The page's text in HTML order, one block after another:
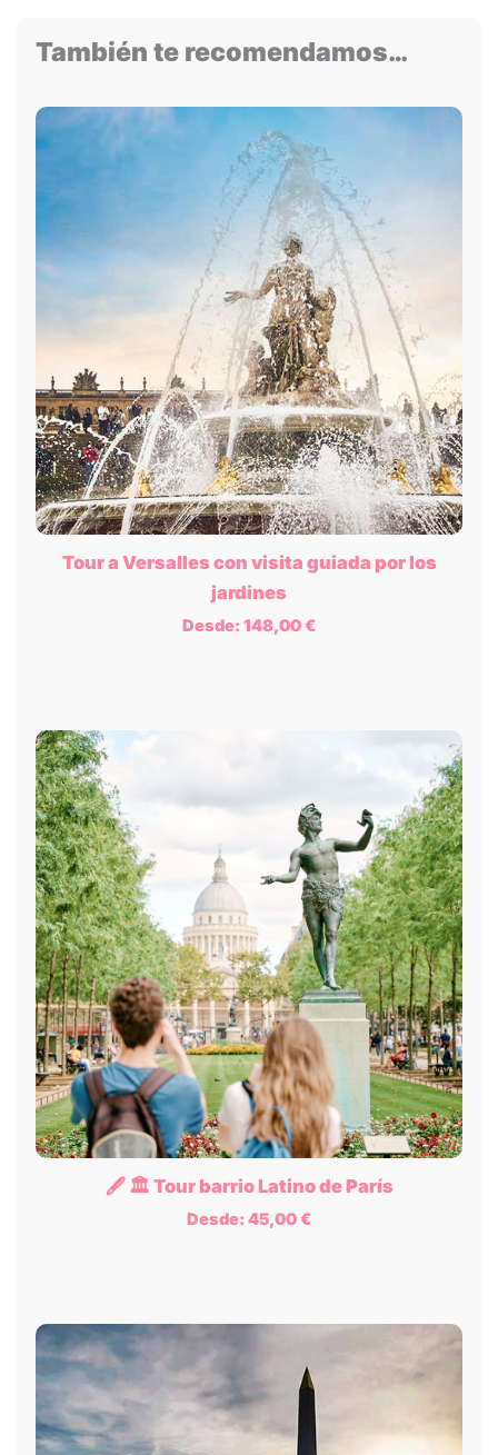
También te recomendamos…
Tour a Versalles con visita guiada por los
jardines
Desde: 148,00€
🖋️ 🏛️ Tour barrio Latino de París
Desde: 45,00€